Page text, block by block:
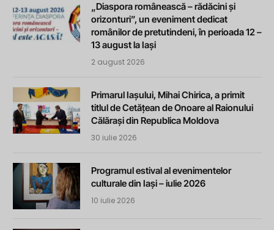
„Diaspora românească – rădăcini și
orizonturi”, un eveniment dedicat
românilor de pretutindeni, în perioada 12 –
13 august la Iași
2 august 2026
Primarul Iașului, Mihai Chirica, a primit
titlul de Cetățean de Onoare al Raionului
Călărași din Republica Moldova
30 iulie 2026
Programul estival al evenimentelor
culturale din Iași – iulie 2026
10 iulie 2026